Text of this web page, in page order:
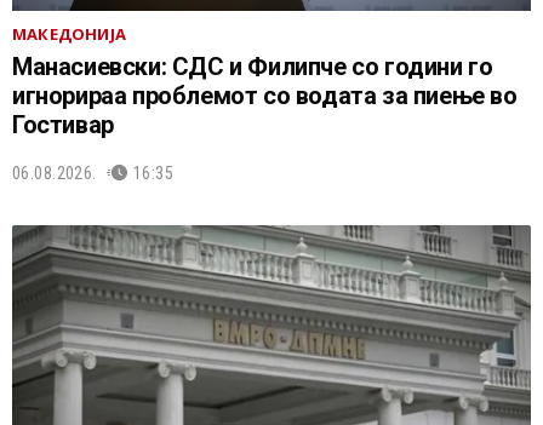
МАКЕДОНИЈА
Манасиевски: СДС и Филипче со години го
игнорираа проблемот со водата за пиење во
Гостивар
06.08.2026. 16:35